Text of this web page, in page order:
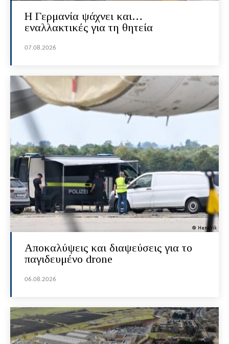
H Γερμανία ψάχνει και…
εναλλακτικές για τη θητεία
07.08.2026
Αποκαλύψεις και διαψεύσεις για το
παγιδευμένο drone
06.08.2026